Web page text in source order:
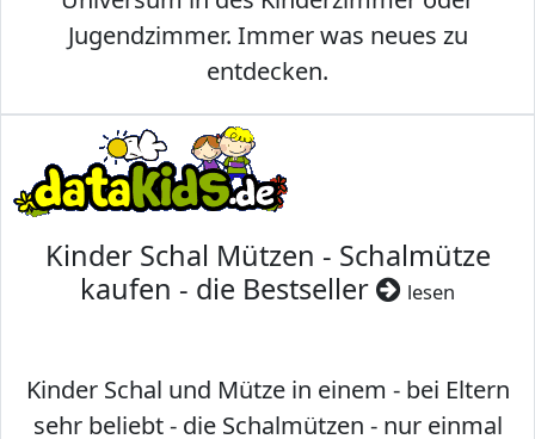
Jugendzimmer. Immer was neues zu
entdecken.
Kinder Schal Mützen - Schalmütze
kaufen - die Bestseller
lesen
Kinder Schal und Mütze in einem - bei Eltern
sehr beliebt - die Schalmützen - nur einmal